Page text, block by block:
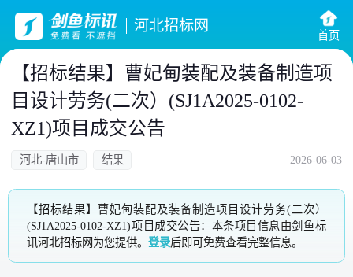
河北招标网
首页
【招标结果】曹妃甸装配及装备制造项
目设计劳务(二次）(SJ1A2025-0102-
XZ1)项目成交公告
河北-唐山市 结果 2026-06-03
【招标结果】曹妃甸装配及装备制造项目设计劳务(二次）
(SJ1A2025-0102-XZ1)项目成交公告：本条项目信息由剑鱼标
讯河北招标网为您提供。登录后即可免费查看完整信息。